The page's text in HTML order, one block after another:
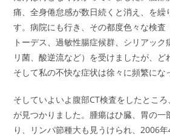
痛、全身倦怠感が数日続くと消え、を繰
す。病院にも行き、その都度色々な検査
トーデス、過敏性腸症候群、シリアック
リ菌、酸逆流など）を受けましたが、ど
そして私の不快な症状は徐々に頻繁にな
そしていよいよ腹部CT検査をしたとこ
が見つかりました。腫瘍はひ臓、胃の一
り、リンパ節種大も見うけられ、2006